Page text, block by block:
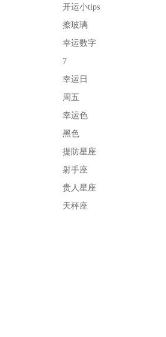
开运小tips
擦玻璃
幸运数字
7
幸运日
周五
幸运色
黑色
提防星座
射手座
贵人星座
天秤座